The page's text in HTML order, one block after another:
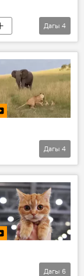
Дагы 4
Дагы 4
Дагы 6